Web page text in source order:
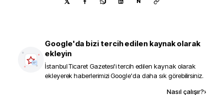
Google'da bizi tercih edilen kaynak olarak
ekleyin
İstanbul Ticaret Gazetesi'i tercih edilen kaynak olarak
ekleyerek haberlerimizi Google'da daha sık görebilirsiniz.
Nasıl çalışır?›